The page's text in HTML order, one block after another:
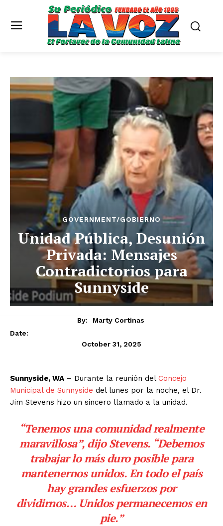
GOVERNMENT/GOBIERNO
Unidad Pública, Desunión
Privada: Mensajes
Contradictorios para
Sunnyside
By:
Marty Cortinas
Date:
October 31, 2025
Sunnyside, WA – Durante la reunión del Concejo
Municipal de Sunnyside del lunes por la noche, el Dr.
Jim Stevens hizo un sincero llamado a la unidad.
“Tenemos una comunidad realmente
maravillosa”, dijo Stevens. “Debemos
trabajar lo más duro posible para
mantenernos unidos. En todo el país
hay grandes esfuerzos por
dividirnos… Unidos permanecemos en
pie.”